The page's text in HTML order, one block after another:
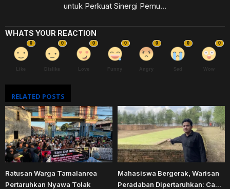
untuk Perkuat Sinergi Pemu...
WHATS YOUR REACTION
0
Like
0
Dislike
0
Love
0
Funny
0
Angry
0
Sad
0
Wow
RELATED POSTS
Ratusan Warga Tamalanrea
Pertaruhkan Nyawa Tolak
Mahasiswa Bergerak, Warisan
Peradaban Dipertaruhkan: Ca...